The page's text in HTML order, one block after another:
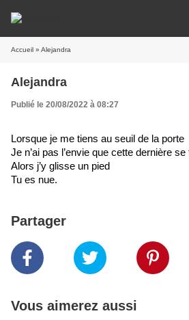
Accueil » Alejandra
Alejandra
Publié le 20/08/2022 à 08:27
Lorsque je me tiens au seuil de la porte
Je n’ai pas l’envie que cette dernière
Alors j’y glisse un pied
Tu es nue.
Partager
Vous aimerez aussi